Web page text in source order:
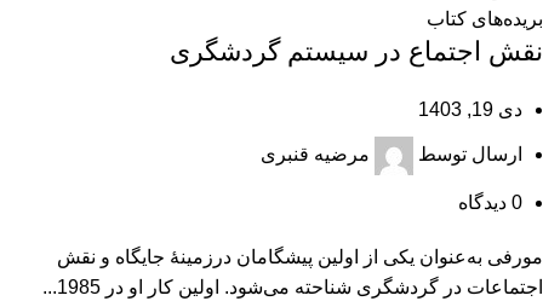
بریده‌های کتاب
نقش اجتماع در سیستم گردشگری
دی 19, 1403
ارسال توسط مرضیه قنبری
0 دیدگاه
مورفی به‌عنوان یکی از اولین پیشگامان درزمینۀ جایگاه و نقش
اجتماعات در گردشگری شناحته می‌شود. اولین کار او در 1985...